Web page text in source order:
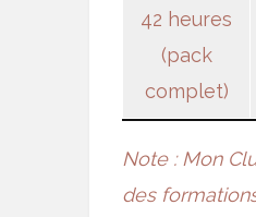
42 heures
(pack
complet)
Note : Mon
des